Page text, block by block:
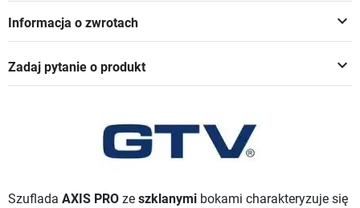
keyboard_arrow_down
Informacja o zwrotach
keyboard_arrow_down
Zadaj pytanie o produkt
Szuflada AXIS PRO ze szklanymi bokami charakteryzuje się